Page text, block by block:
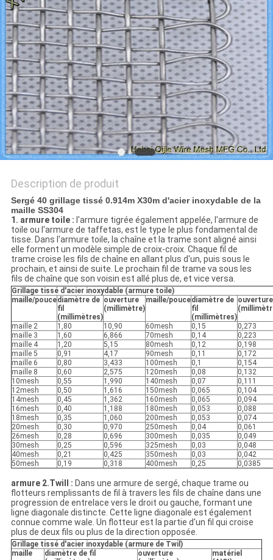
PLAN
DU
SITE
PRIVACY
POLICY
Description de produit
Sergé 40 grillage tissé 0.914m X30m d'acier inoxydable de la
maille SS304
1. armure toile : l'armure tigrée également appelée, l'armure de
toile ou l'armure de taffetas, est le type le plus fondamental de
tisse. Dans l'armure toile, la chaîne et la trame sont aligné ainsi
elle forment un modèle simple de croix-croix. Chaque fil de
trame croise les fils de chaîne en allant plus d'un, puis sous le
prochain, et ainsi de suite. Le prochain fil de trame va sous les
fils de chaîne que son voisin est allé plus de, et vice versa.
Grillage tissé d'acier inoxydable (armure toile)
maille/poucediamètre de
fil
(millimètres)
ouverture
(millimètre)
maille/poucediamètre de
fil
(millimètres)
ouverture
maille 2 1,80 10,90 60mesh 0,15
0,273
maille 3
1,60 6,866 70mesh 0,14
0,223
maille 4
1,20 5,15 80mesh 0,12
0,198
maille 5
0,91 4,17 90mesh 0,11
0,172
maille 6
0,80 3,433 100mesh 0,1
0,154
maille 8
0,60 2,575 120mesh 0,08
0,132
10mesh
0,55 1,990 140mesh 0,07
0,111
12mesh
0,50 1,616 150mesh 0,065
0,104
14mesh
0,45 1,362 160mesh 0,065
0,094
16mesh
0,40 1,188 180mesh 0,053
0,088
18mesh
0,35 1,060 200mesh 0,053
0,074
20mesh
0,30 0,970 250mesh 0,04
0,061
26mesh
0,28 0,696 300mesh 0,035
0,049
30mesh
0,25 0,596 325mesh 0,03
0,048
40mesh
0,21 0,425 350mesh 0,03
0,042
50mesh
0,19 0,318 400mesh 0,25 0,0385
armure 2.Twill : Dans une armure de sergé, chaque trame ou
flotteurs remplissants de fil à travers les fils de chaîne dans une
progression de entrelace vers le droit ou gauche, formant une
ligne diagonale distincte. Cette ligne diagonale est également
connue comme wale. Un flotteur est la partie d'un fil qui croise
plus de deux fils ou plus de la direction opposée.
Grillage tissé d'acier inoxydable (armure de Twil)
maille
diamètre de fil
ouverture
matériel